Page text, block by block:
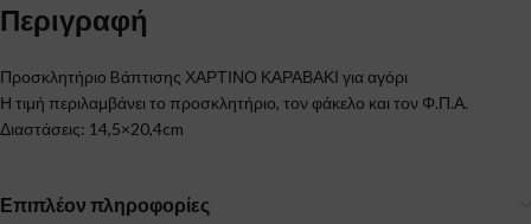
Περιγραφή
Προσκλητήριο Bάπτισης ΧΑΡΤΙΝΟ ΚΑΡΑΒΑΚΙ για αγόρι
Η τιμή περιλαμβάνει το προσκλητήριο, τον φάκελο και τον Φ.Π.Α.
Διαστάσεις: 14,5×20,4cm
Επιπλέον πληροφορίες